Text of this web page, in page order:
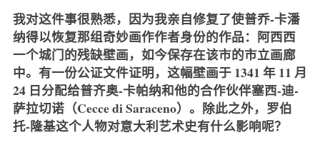
我对这件事很熟悉，因为我亲自修复了使普乔-卡潘
纳得以恢复那组奇妙画作作者身份的作品：阿西西
一个城门的残缺壁画，如今保存在该市的市立画廊
中。有一份公证文件证明，这幅壁画于 1341 年 11 月
24 日分配给普齐奥-卡帕纳和他的合作伙伴塞西-迪-
萨拉切诺（Cecce di Saraceno）。除此之外，罗伯
托-隆基这个人物对意大利艺术史有什么影响呢？